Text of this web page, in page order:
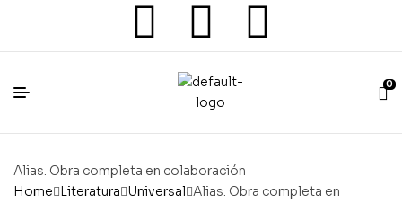
0
Alias. Obra completa en colaboración
Home Literatura Universal Alias. Obra completa en